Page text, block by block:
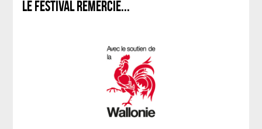
LE FESTIVAL REMERCIE...